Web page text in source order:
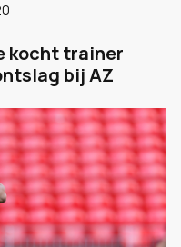
kocht trainer
bij AZ